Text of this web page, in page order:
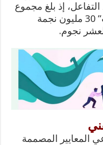
إذ بلغ مجموع
نجومها على منصة “غيت هوب” 30 مليون نجمة
نجوم.
المعايير المصممة